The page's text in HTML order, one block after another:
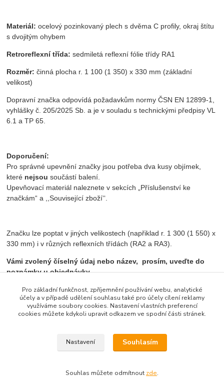
Materiál: ocelový pozinkovaný plech s dvěma C profily, okraj štítu
s dvojitým ohybem
Retroreflexní třída: sedmiletá reflexní fólie třídy RA1
Rozměr: činná plocha r. 1 100 (1 350) x 330 mm (základní
velikost)
Dopravní značka odpovídá požadavkům normy ČSN EN 12899-1,
vyhlášky č. 205/2025 Sb. a je v souladu s technickými předpisy VL
6.1 a TP 65.
Doporučení:
Pro správné upevnění značky jsou potřeba dva kusy objímek,
které nejsou součástí balení.
Upevňovací materiál naleznete v sekcích „Příslušenství ke
značkám“ a ,,Související zboží‘‘.
Značku lze poptat v jiných velikostech (napřiklad r. 1 300 (1 550) x
330 mm) i v různých reflexních třídách (RA2 a RA3).
Vámi zvolený číselný údaj nebo název, prosím, uveďte do
poznámky u objednávky.
Zboží zařazeno v kategoriích
Pro základní funkčnost, zpříjemnění používání webu, analytické
účely a v případě udělení souhlasu také pro účely cílení reklamy
využíváme soubory cookies. Nastavení vlastních preferencí
cookies můžete kdykoli upravit odkazem ve spodní části stránek.
Nastavení Souhlasím
Souhlas můžete odmítnout zde.